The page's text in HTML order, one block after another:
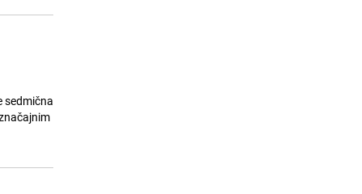
sedmična